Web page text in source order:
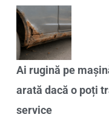
Ai rugină pe
arată dacă o poți
service